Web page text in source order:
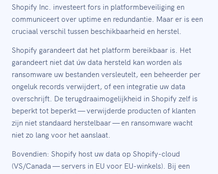
Shopify Inc. investeert fors in platformbeveiliging en
communiceert over uptime en redundantie. Maar er is een
cruciaal verschil tussen beschikbaarheid en herstel.
Shopify garandeert dat het platform bereikbaar is. Het
garandeert niet dat úw data hersteld kan worden als
ransomware uw bestanden versleutelt, een beheerder per
ongeluk records verwijdert, of een integratie uw data
overschrijft. De terugdraaimogelijkheid in Shopify zelf is
beperkt tot beperkt — verwijderde producten of klanten
zijn niet standaard herstelbaar — en ransomware wacht
niet zo lang voor het aanslaat.
Bovendien: Shopify host uw data op Shopify-cloud
(VS/Canada — servers in EU voor EU-winkels). Bij een